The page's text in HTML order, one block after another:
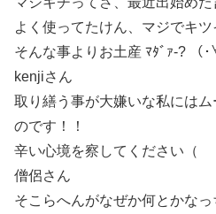
よく使ってたけん、マジでキ
そんな事よりお土産 ﾏﾀﾞｧ-?
kenjiさん
取り繕う事が大嫌いな私には
のです！！
辛い心境を察してください（
僧侶さん
そこらへんがなぜか何とかな